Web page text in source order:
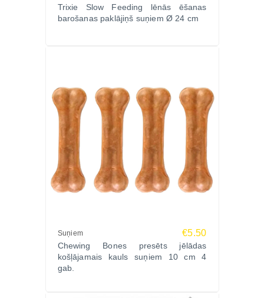
Trixie Slow Feeding lēnās ēšanas
barošanas paklājiņš suņiem Ø 24 cm
Suņiem €5.50
Chewing Bones presēts jēlādas
košļājamais kauls suņiem 10 cm 4
gab.